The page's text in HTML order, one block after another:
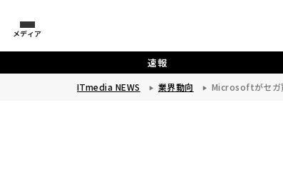
メディア
速報
ITmedia NEWS 業界動向 Microsoftがセガ